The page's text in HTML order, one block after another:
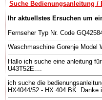
Suche Bedienungsanleitung /
Ihr aktuellstes Ersuchen um
Fernseher Typ Nr. Code
Waschmaschine Gorenje Model
Hallo ich suche eine anleitung
U43T52E....
ich suche die
HX4044/52 - HX 404 BK. Danke